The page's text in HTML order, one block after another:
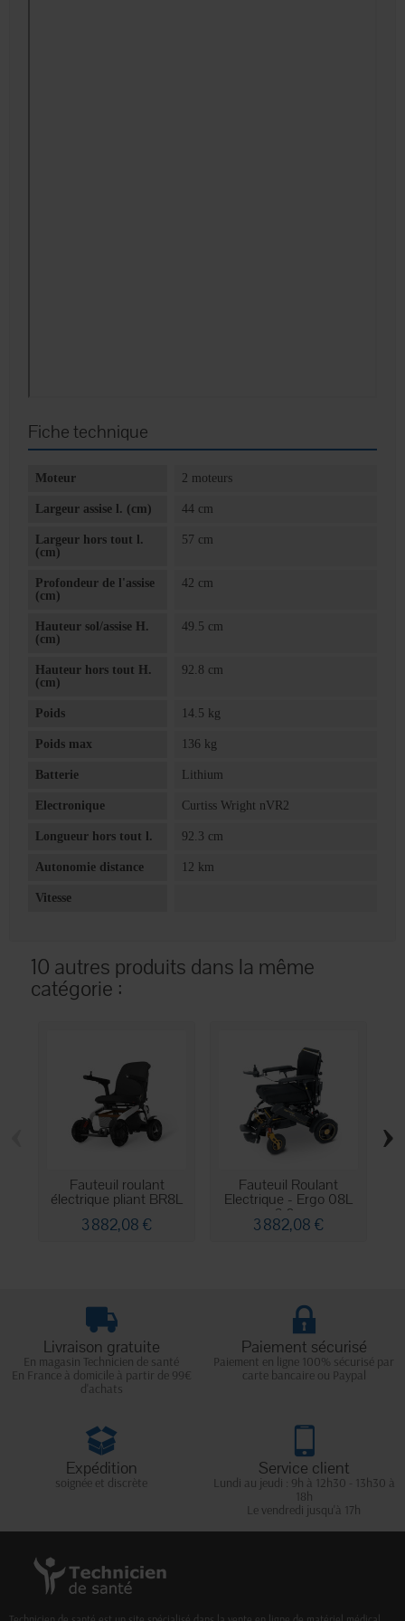
Fiche technique
Moteur 2 moteurs
Largeur assise l. (cm) 44 cm
Largeur hors tout l.
(cm)
57 cm
Profondeur de l'assise
(cm)
42 cm
Hauteur sol/assise H.
(cm)
49.5 cm
Hauteur hors tout H.
(cm)
92.8 cm
Poids 14.5 kg
Poids max 136 kg
Batterie Lithium
Electronique Curtiss Wright nVR2
Longueur hors tout l. 92.3 cm
Autonomie distance 12 km
Vitesse
10 autres produits dans la même
catégorie :
Fauteuil roulant
électrique pliant BR8L
3 882,08 €
Fauteuil Roulant
Electrique - Ergo 08L
3.0...
3 882,08 €
›
Livraison gratuite
En magasin Technicien de santé
En France à domicile à partir de 99€
d'achats
Paiement sécurisé
Paiement en ligne 100% sécurisé par
carte bancaire ou Paypal
Expédition
soignée et discrète
Service client
Lundi au jeudi : 9h à 12h30 - 13h30 à
18h
Le vendredi jusqu'à 17h